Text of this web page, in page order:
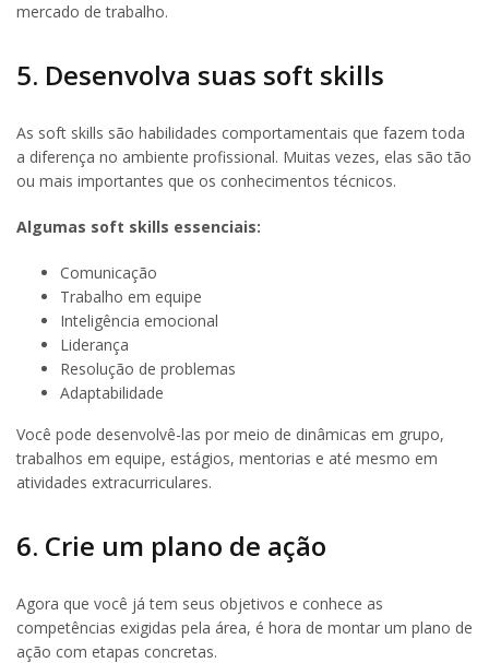
mercado de trabalho.
5. Desenvolva suas soft skills
As soft skills são habilidades comportamentais que fazem toda
a diferença no ambiente profissional. Muitas vezes, elas são tão
ou mais importantes que os conhecimentos técnicos.
Algumas soft skills essenciais:
Comunicação
Trabalho em equipe
Inteligência emocional
Liderança
Resolução de problemas
Adaptabilidade
Você pode desenvolvê-las por meio de dinâmicas em grupo,
trabalhos em equipe, estágios, mentorias e até mesmo em
atividades extracurriculares.
6. Crie um plano de ação
Agora que você já tem seus objetivos e conhece as
competências exigidas pela área, é hora de montar um plano de
ação com etapas concretas.